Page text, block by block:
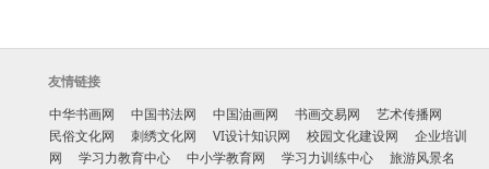
友情链接
中华书画网
中国书法网 中国油画网 书画交易网
艺术传播网
民俗文化网
刺绣文化网 VI设计知识网 校园文化建设网
企业培训
网
学习力教育中心 中小学教育网 学习力训练中心
旅游风景名